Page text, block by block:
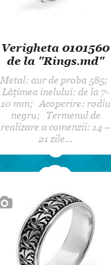
Verigheta 0101560
de la "Rings.md"
Metal: aur de proba 585;
Lățimea inelului: de la 7-
10 mm; Acoperire: rodiu
negru; Termenul de
realizare a comenzii: 14 –
21 zile…